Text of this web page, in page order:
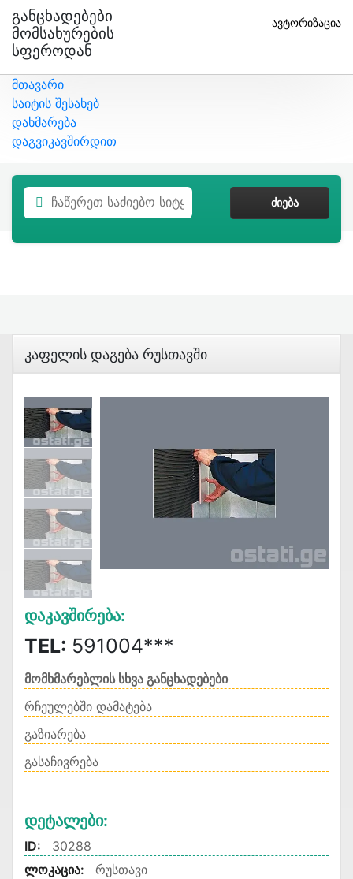
Განცხადებები
Მომსახურების
Სფეროდან
ავტორიზაცია
მთავარი
საიტის შესახებ
დახმარება
დაგვიკავშირდით
ᲫᲘᲔᲑᲐ
Კაფელის Დაგება Რუსთავში
Დაკავშირება:
TEL: 591004***
მომხმარებლის სხვა განცხადებები
რჩეულებში დამატება
გაზიარება
გასაჩივრება
Დეტალები:
ID:
30288
ლოკაცია:
რუსთავი